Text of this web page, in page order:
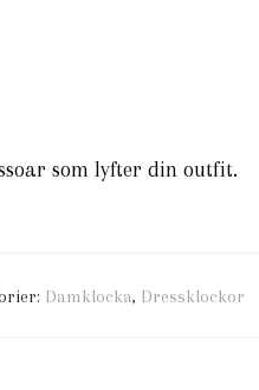
som lyfter din outfit.
Damklocka, Dressklockor